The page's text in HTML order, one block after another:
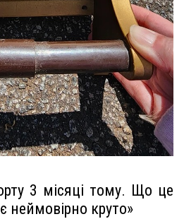
3 місяці тому. Що це
неймовірно круто»